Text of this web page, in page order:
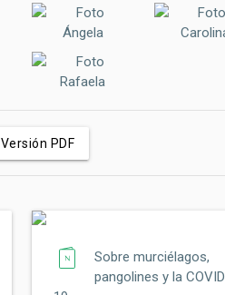
Ángela
Rafaela
Versión PDF
Sobre murciélagos,
pangolines y la